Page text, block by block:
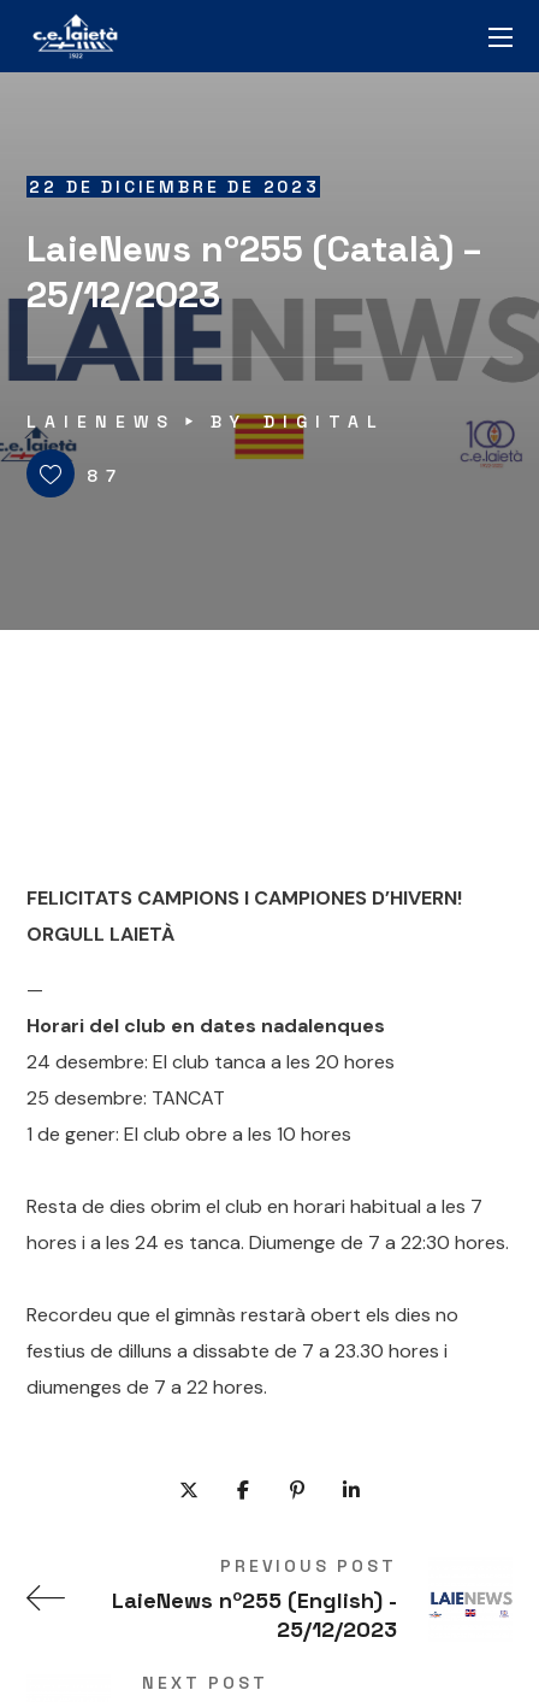
22 DE DICIEMBRE DE 2023
LaieNews nº255 (Català) –
25/12/2023
LAIENEWS BYDIGITAL
87
FELICITATS CAMPIONS I CAMPIONES D’HIVERN!
ORGULL LAIETÀ
—
Horari del club en dates nadalenques
24 desembre: El club tanca a les 20 hores
25 desembre: TANCAT
1 de gener: El club obre a les 10 hores
Resta de dies obrim el club en horari habitual a les 7
hores i a les 24 es tanca. Diumenge de 7 a 22:30 hores.
Recordeu que el gimnàs restarà obert els dies no
festius de dilluns a dissabte de 7 a 23.30 hores i
diumenges de 7 a 22 hores.
PREVIOUS POST
LaieNews nº255 (English) -
25/12/2023
NEXT POST